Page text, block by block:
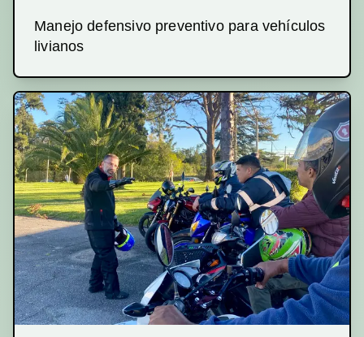
Manejo defensivo preventivo para vehículos
livianos